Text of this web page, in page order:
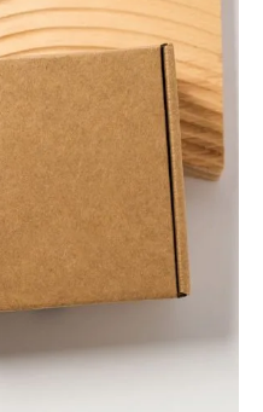
Agitador de Madera
Enfundado 140 mm
0,01€